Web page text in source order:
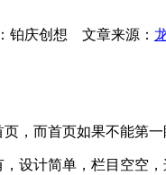
铂庆创想 文章来源：
，而首页如果不能第
设计简单，栏目空空